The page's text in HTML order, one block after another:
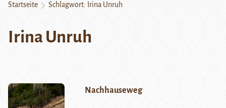
Startseite Schlagwort: Irina Unruh
Irina Unruh
Nachhauseweg